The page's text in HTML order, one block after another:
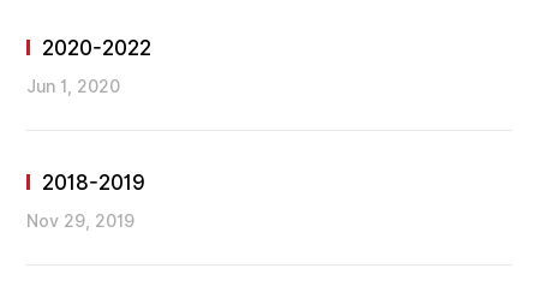
2020-2022
Jun 1, 2020
2018-2019
Nov 29, 2019